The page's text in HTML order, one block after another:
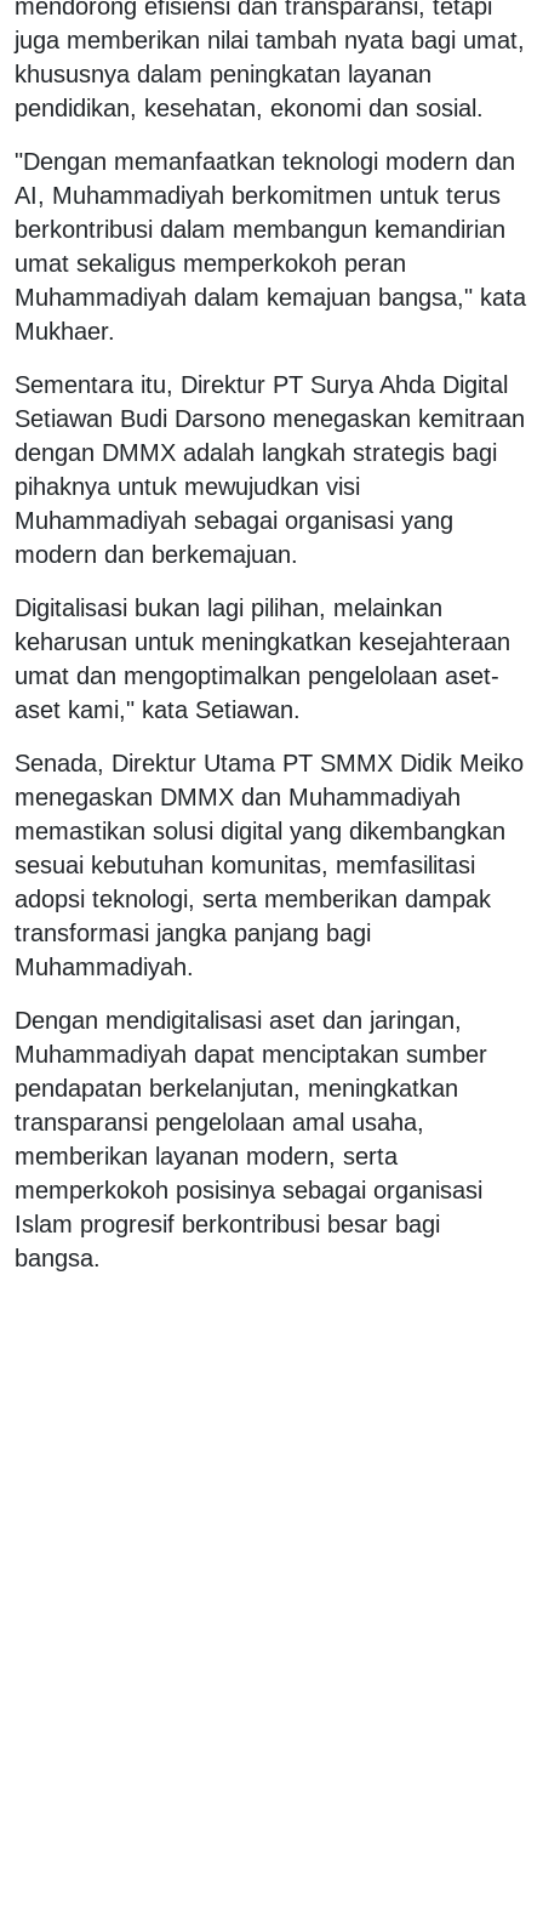
mendorong efisiensi dan transparansi, tetapi
juga memberikan nilai tambah nyata bagi umat,
khususnya dalam peningkatan layanan
pendidikan, kesehatan, ekonomi dan sosial.
"Dengan memanfaatkan teknologi modern dan
AI, Muhammadiyah berkomitmen untuk terus
berkontribusi dalam membangun kemandirian
umat sekaligus memperkokoh peran
Muhammadiyah dalam kemajuan bangsa," kata
Mukhaer.
Sementara itu, Direktur PT Surya Ahda Digital
Setiawan Budi Darsono menegaskan kemitraan
dengan DMMX adalah langkah strategis bagi
pihaknya untuk mewujudkan visi
Muhammadiyah sebagai organisasi yang
modern dan berkemajuan.
Digitalisasi bukan lagi pilihan, melainkan
keharusan untuk meningkatkan kesejahteraan
umat dan mengoptimalkan pengelolaan aset-
aset kami," kata Setiawan.
Senada, Direktur Utama PT SMMX Didik Meiko
menegaskan DMMX dan Muhammadiyah
memastikan solusi digital yang dikembangkan
sesuai kebutuhan komunitas, memfasilitasi
adopsi teknologi, serta memberikan dampak
transformasi jangka panjang bagi
Muhammadiyah.
Dengan mendigitalisasi aset dan jaringan,
Muhammadiyah dapat menciptakan sumber
pendapatan berkelanjutan, meningkatkan
transparansi pengelolaan amal usaha,
memberikan layanan modern, serta
memperkokoh posisinya sebagai organisasi
Islam progresif berkontribusi besar bagi
bangsa.